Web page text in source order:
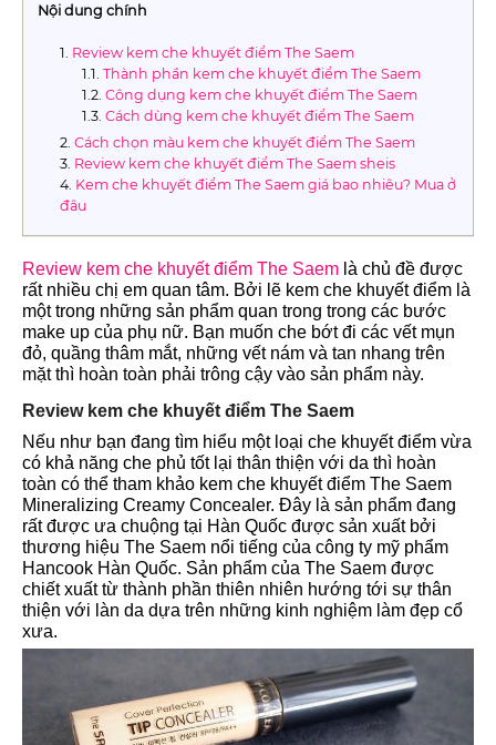
Nội dung chính
Review kem che khuyết điểm The Saem
Thành phần kem che khuyết điểm The Saem
Công dụng kem che khuyết điểm The Saem
Cách dùng kem che khuyết điểm The Saem
Cách chọn màu kem che khuyết điểm The Saem
Review kem che khuyết điểm The Saem sheis
Kem che khuyết điểm The Saem giá bao nhiêu? Mua ở
đâu
Review kem che khuyết điểm The Saem là chủ đề được
rất nhiều chị em quan tâm. Bởi lẽ kem che khuyết điểm là
một trong những sản phẩm quan trong trong các bước
make up của phụ nữ. Bạn muốn che bớt đi các vết mụn
đỏ, quầng thâm mắt, những vết nám và tan nhang trên
mặt thì hoàn toàn phải trông cậy vào sản phẩm này.
Review kem che khuyết điểm The Saem
Nếu như bạn đang tìm hiểu một loại che khuyết điểm vừa
có khả năng che phủ tốt lại thân thiện với da thì hoàn
toàn có thể tham khảo kem che khuyết điểm The Saem
Mineralizing Creamy Concealer. Đây là sản phẩm đang
rất được ưa chuộng tại Hàn Quốc được sản xuất bởi
thương hiệu The Saem nổi tiếng của công ty mỹ phẩm
Hancook Hàn Quốc. Sản phẩm của The Saem được
chiết xuất từ thành phần thiên nhiên hướng tới sự thân
thiện với làn da dựa trên những kinh nghiệm làm đẹp cổ
xưa.